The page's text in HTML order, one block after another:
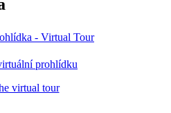
prohlídku
virtual tour